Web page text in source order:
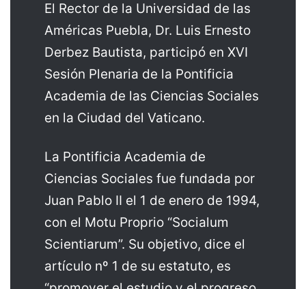
El Rector de la Universidad de las
Américas Puebla, Dr. Luis Ernesto
Derbez Bautista, participó en XVI
Sesión Plenaria de la Pontificia
Academia de las Ciencias Sociales
en la Ciudad del Vaticano.
La Pontificia Academia de
Ciencias Sociales fue fundada por
Juan Pablo II el 1 de enero de 1994,
con el Motu Proprio “Socialum
Scientiarum”. Su objetivo, dice el
artículo nº 1 de su estatuto, es